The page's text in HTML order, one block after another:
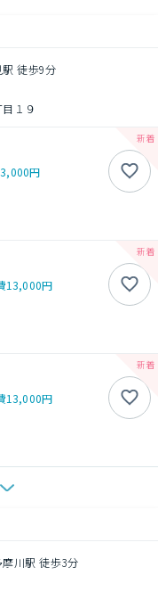
徒歩9分
１９
円
13,000円
13,000円
川駅 徒歩3分